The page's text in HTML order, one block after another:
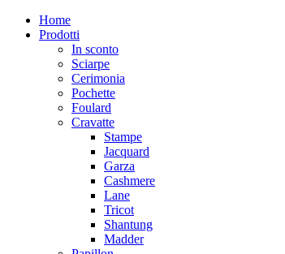
Home
Prodotti
In sconto
Sciarpe
Cerimonia
Pochette
Foulard
Cravatte
Stampe
Jacquard
Garza
Cashmere
Lane
Tricot
Shantung
Madder